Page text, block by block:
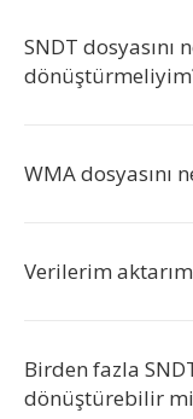
SNDT dosyasını
WMA dosyasını
Verilerim
Birden fazla
dönüştürebilir